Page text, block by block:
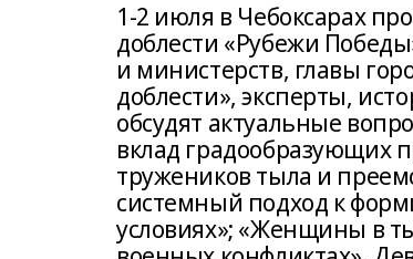
1-2 июля в Чебоксарах
доблести «Рубежи
и министерств, главы
доблести», эксперты,
обсудят актуальные
вклад градообразующих
тружеников тыла и
системный подход к
условиях»; «Женщины в